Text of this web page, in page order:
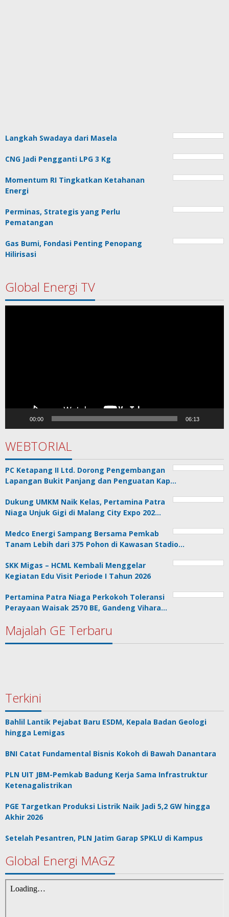
Langkah Swadaya dari Masela
CNG Jadi Pengganti LPG 3 Kg
Momentum RI Tingkatkan Ketahanan
Energi
Perminas, Strategis yang Perlu
Pematangan
Gas Bumi, Fondasi Penting Penopang
Hilirisasi
Global Energi TV
00:00 06:13
WEBTORIAL
PC Ketapang II Ltd. Dorong Pengembangan
Lapangan Bukit Panjang dan Penguatan Kap…
Dukung UMKM Naik Kelas, Pertamina Patra
Niaga Unjuk Gigi di Malang City Expo 202…
Medco Energi Sampang Bersama Pemkab
Tanam Lebih dari 375 Pohon di Kawasan Stadio…
SKK Migas – HCML Kembali Menggelar
Kegiatan Edu Visit Periode I Tahun 2026
Pertamina Patra Niaga Perkokoh Toleransi
Perayaan Waisak 2570 BE, Gandeng Vihara…
Majalah GE Terbaru
Terkini
Bahlil Lantik Pejabat Baru ESDM, Kepala Badan Geologi
hingga Lemigas
BNI Catat Fundamental Bisnis Kokoh di Bawah Danantara
PLN UIT JBM-Pemkab Badung Kerja Sama Infrastruktur
Ketenagalistrikan
PGE Targetkan Produksi Listrik Naik Jadi 5,2 GW hingga
Akhir 2026
Setelah Pesantren, PLN Jatim Garap SPKLU di Kampus
Global Energi MAGZ